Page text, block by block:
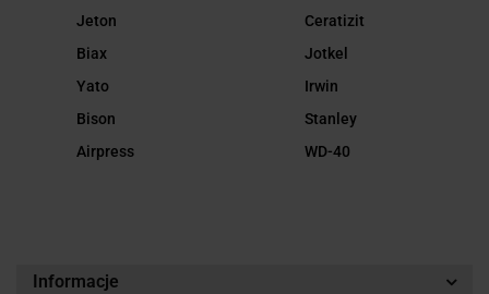
Jeton
Biax
Yato
Bison
Airpress
Ceratizit
Jotkel
Irwin
Stanley
WD-40
Informacje